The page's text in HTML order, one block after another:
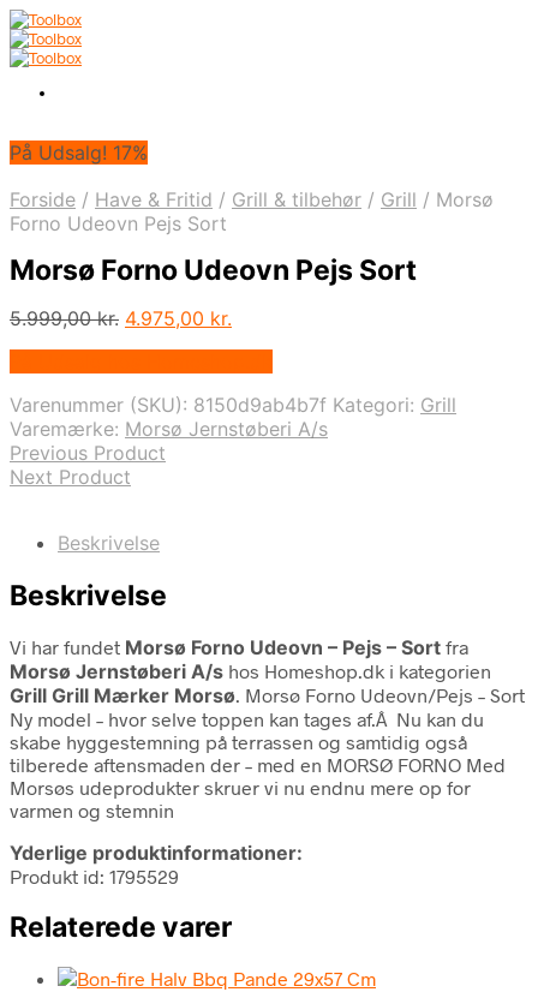
På Udsalg! 17%
Forside / Have & Fritid / Grill & tilbehør / Grill / Morsø
Forno Udeovn Pejs Sort
Morsø Forno Udeovn Pejs Sort
5.999,00kr. Den
5.999,00 kr..
4.975,00 kr.
4.975,00 kr..
Varenummer (SKU): 8150d9ab4b7f Kategori: Grill
Varemærke: Morsø Jernstøberi A/s
Previous Product
Next Product
Beskrivelse
Beskrivelse
Vi har fundet Morsø Forno Udeovn – Pejs – Sort fra
Morsø Jernstøberi A/s hos Homeshop.dk i kategorien
Grill Grill Mærker Morsø. Morsø Forno Udeovn/Pejs – Sort
Ny model – hvor selve toppen kan tages af.Â Nu kan du
skabe hyggestemning på terrassen og samtidig også
tilberede aftensmaden der – med en MORSØ FORNO Med
Morsøs udeprodukter skruer vi nu endnu mere op for
varmen og stemnin
Yderlige produktinformationer:
Produkt id: 1795529
Relaterede varer